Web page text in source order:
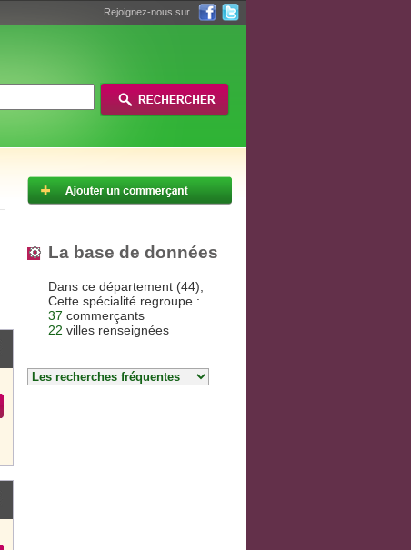
Rejoignez-nous sur
La base de données
Dans ce département (44),
Cette spécialité regroupe :
37 commerçants
22 villes renseignées